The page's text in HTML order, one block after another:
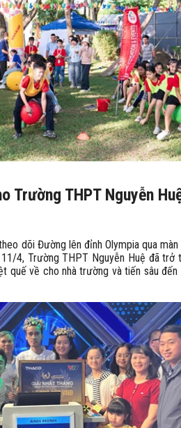
Trường THPT Nguyễn
dõi Đường lên đỉnh Olympia qua màn
4, Trường THPT Nguyễn Huệ đã trở
quế về cho nhà trường và tiến sâu đến